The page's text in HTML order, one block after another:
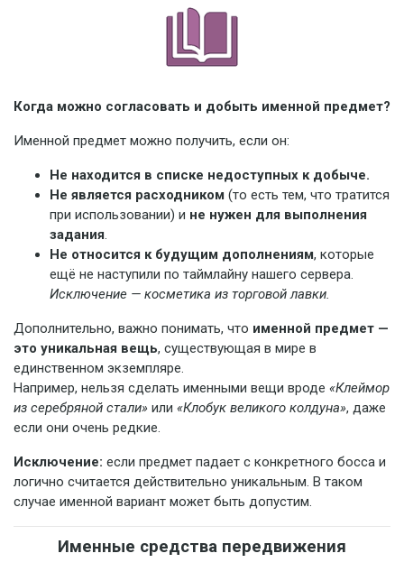
Когда можно согласовать и добыть именной предмет?
Именной предмет можно получить, если он:
Не находится в списке недоступных к добыче.
Не является расходником (то есть тем, что тратится
при использовании) и не нужен для выполнения
задания.
Не относится к будущим дополнениям, которые
ещё не наступили по таймлайну нашего сервера.
Исключение — косметика из торговой лавки.
Дополнительно, важно понимать, что именной предмет —
это уникальная вещь, существующая в мире в
единственном экземпляре.
Например, нельзя сделать именными вещи вроде «Клеймор
из серебряной стали» или «Клобук великого колдуна», даже
если они очень редкие.
Исключение: если предмет падает с конкретного босса и
логично считается действительно уникальным. В таком
случае именной вариант может быть допустим.
Именные средства передвижения